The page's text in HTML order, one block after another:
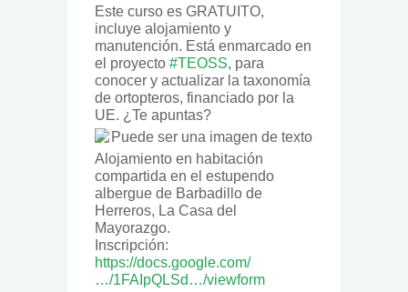
Este curso es GRATUITO,
incluye alojamiento y
manutención. Está enmarcado en
el proyecto #TEOSS, para
conocer y actualizar la taxonomía
de ortopteros, financiado por la
UE. ¿Te apuntas?
Alojamiento en habitación
compartida en el estupendo
albergue de Barbadillo de
Herreros, La Casa del
Mayorazgo.
Inscripción:
https://docs.google.com/
…/1FAIpQLSd…/viewform